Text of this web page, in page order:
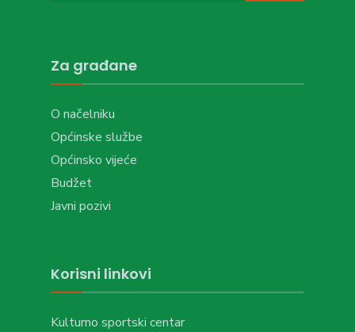
Za građane
O načelniku
Općinske službe
Općinsko vijeće
Budžet
Javni pozivi
Korisni linkovi
Kulturno sportski centar